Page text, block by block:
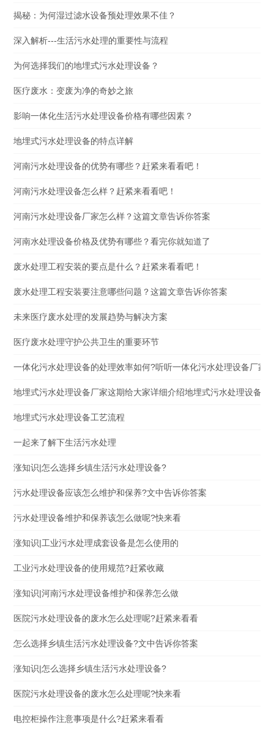
揭秘：为何湿过滤水设备预处理效果不佳？
深入解析---生活污水处理的重要性与流程
为何选择我们的地埋式污水处理设备？
医疗废水：变废为净的奇妙之旅
影响一体化生活污水处理设备价格有哪些因素？
地埋式污水处理设备的特点详解
河南污水处理设备的优势有哪些？赶紧来看看吧！
河南污水处理设备怎么样？赶紧来看看吧！
河南污水处理设备厂家怎么样？这篇文章告诉你答案
河南水处理设备价格及优势有哪些？看完你就知道了
废水处理工程安装的要点是什么？赶紧来看看吧！
废水处理工程安装要注意哪些问题？这篇文章告诉你答案
未来医疗废水处理的发展趋势与解决方案
医疗废水处理守护公共卫生的重要环节
一体化污水处理设备的处理效率如何?听听一体化污水处理设备厂家
地埋式污水处理设备厂家这期给大家详细介绍地埋式污水处理设备
地埋式污水处理设备工艺流程
一起来了解下生活污水处理
涨知识|怎么选择乡镇生活污水处理设备?
污水处理设备应该怎么维护和保养?文中告诉你答案
污水处理设备维护和保养该怎么做呢?快来看
涨知识|工业污水处理成套设备是怎么使用的
工业污水处理设备的使用规范?赶紧收藏
涨知识|河南污水处理设备维护和保养怎么做
医院污水处理设备的废水怎么处理呢?赶紧来看看
怎么选择乡镇生活污水处理设备?文中告诉你答案
涨知识|怎么选择乡镇生活污水处理设备?
医院污水处理设备的废水怎么处理呢?快来看
电控柜操作注意事项是什么?赶紧来看看